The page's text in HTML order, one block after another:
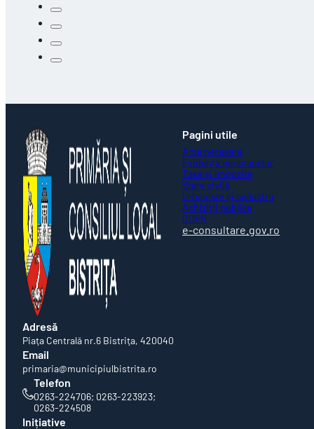
Adresă
Piaţa Centrală nr.6 Bistriţa, 420040
Email
primaria@municipiulbistrita.ro
Telefon
0263-224706; 0263-223923;
0263-224508
Pagini utile
Acte necesare
Evidența persoanelor
Taxe și impozite
Stare civilă
Urbanism și cadastru
Achiziții publice
GDPR
e-consultare.gov.ro
Inițiative